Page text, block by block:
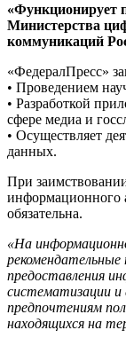
«Функционирует
Министерства
коммуникаций
«ФедералПресс»
• Проведением
• Разработкой
сфере медиа и
• Осуществляет
данных.
При
информационного
обязательна.
«На
предоставления
систематизации и
предпочтениям
находящихся на